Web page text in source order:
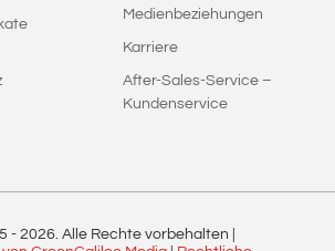
Medienbeziehungen
Karriere
After-Sales-Service –
Kundenservice
- 2026. Alle Rechte vorbehalten |